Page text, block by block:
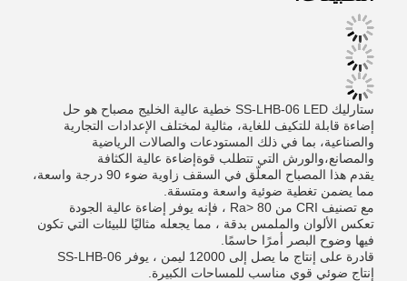
ستارليك SS-LHB-06 LED خطية عالية الخليج مصباح هو حل
إضاءة قابلة للتكيف للغاية، مثالية لمختلف الإعدادات التجارية
والصناعية، بما في ذلك المستودعات والصالات الرياضية
والمصانع،والورش التي تتطلب قوةإضاءة عالية الكثافة
يقدم هذا المصباح المعلّق في السقف زاوية ضوء 90 درجة واسعة،
مما يضمن تغطية ضوئية واسعة ومتسقة.
مع تصنيف CRI من Ra> 80 ، فإنه يوفر إضاءة عالية الجودة
تعكس الألوان والملمس بدقة ، مما يجعله مثاليًا للبيئات التي تكون
فيها وضوح البصر أمرًا حاسمًا.
قادرة على إنتاج ما يصل إلى 12000 ليمن ، يوفر SS-LHB-06
إنتاج ضوئي قوي مناسب للمساحات الكبيرة.